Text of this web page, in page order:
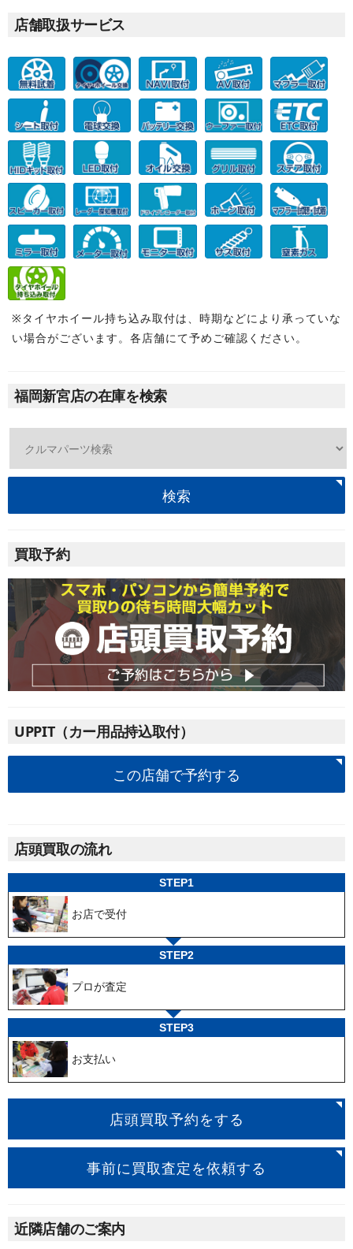
店舗取扱サービス
※タイヤホイール持ち込み取付は、時期などにより承っていな
い場合がございます。各店舗にて予めご確認ください。
福岡新宮店の在庫を検索
検索
買取予約
UPPIT（カー用品持込取付）
この店舗で予約する
店頭買取の流れ
STEP1
お店で受付
STEP2
プロが査定
STEP3
お支払い
店頭買取予約をする
事前に買取査定を依頼する
近隣店舗のご案内